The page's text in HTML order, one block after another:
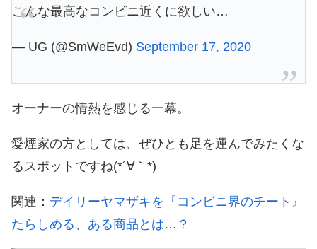
こんな最高なコンビニ近くに欲しい…
— UG (@SmWeEvd) September 17, 2020
オーナーの情熱を感じる一幕。
愛煙家の方としては、ぜひとも足を運んでみたくな
るスポットですね(*´∀｀*)
関連： デイリーヤマザキを『コンビニ界のチート』
たらしめる、ある商品とは…？